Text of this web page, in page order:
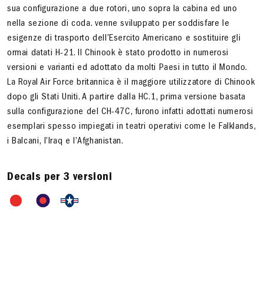
sua configurazione a due rotori, uno sopra la cabina ed uno
nella sezione di coda. venne sviluppato per soddisfare le
esigenze di trasporto dell’Esercito Americano e sostituire gli
ormai datati H-21. Il Chinook è stato prodotto in numerosi
versioni e varianti ed adottato da molti Paesi in tutto il Mondo.
La Royal Air Force britannica è il maggiore utilizzatore di Chinook
dopo gli Stati Uniti. A partire dalla HC.1, prima versione basata
sulla configurazione del CH-47C, furono infatti adottati numerosi
esemplari spesso impiegati in teatri operativi come le Falklands,
i Balcani, l’Iraq e l’Afghanistan.
Decals per 3 versioni